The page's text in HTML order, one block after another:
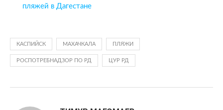
пляжей в Дагестане
КАСПИЙСК МАХАЧКАЛА ПЛЯЖИ
РОСПОТРЕБНАДЗОР ПО РД ЦУР РД